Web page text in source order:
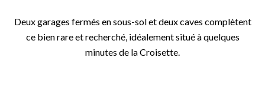
Deux garages fermés en sous-sol et deux caves complètent
ce bien rare et recherché, idéalement situé à quelques
minutes de la Croisette.